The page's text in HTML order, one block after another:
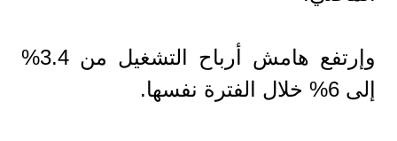
وإرتفع هامش أرباح التشغيل من 3.4%
إلى 6% خلال الفترة نفسها.